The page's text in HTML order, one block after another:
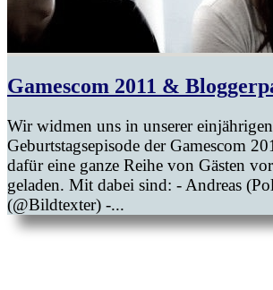
Gamescom 2011 &
Wir widmen uns in unserer einjährigen
Geburtstagsepisode der Gamescom
dafür eine ganze Reihe von Gästen
geladen. Mit dabei sind: - Andreas
(@Bildtexter) -...